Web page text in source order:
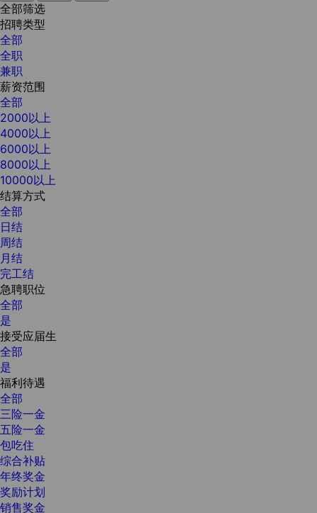
全部筛选
招聘类型
全部
全职
兼职
薪资范围
全部
2000以上
4000以上
6000以上
8000以上
10000以上
结算方式
全部
日结
周结
月结
完工结
急聘职位
全部
是
接受应届生
全部
是
福利待遇
全部
三险一金
五险一金
包吃住
综合补贴
年终奖金
奖励计划
销售奖金